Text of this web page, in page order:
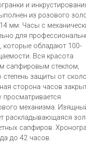
и
из розового
мм. Часы с
для
которые обладают 100-
Вся красота
сапфировым стеклом,
защиты от
сторона часов
механизма.
раскладывающаяся
сапфиров.
до 42 часов.